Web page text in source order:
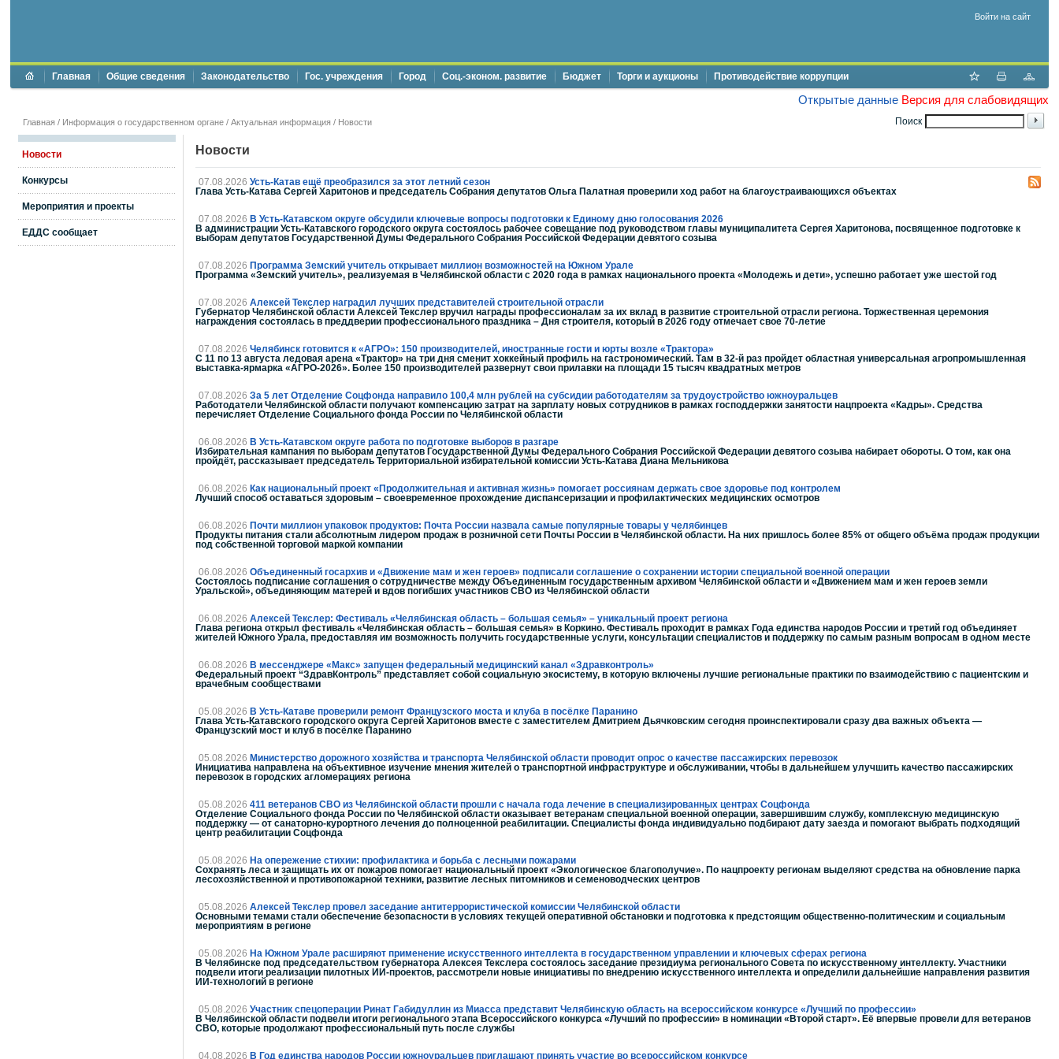
Войти на сайт
Главная Общие сведения Законодательство Гос. учреждения Город Соц.-эконом. развитие Бюджет Торги и аукционы Противодействие коррупции
Открытые данные Версия для слабовидящих
Поиск
Главная / Информация о государственном органе / Актуальная информация / Новости
Новости
Конкурсы
Мероприятия и проекты
ЕДДС сообщает
Новости
07.08.2026 Усть-Катав ещё преобразился за этот летний сезон
Глава Усть-Катава Сергей Харитонов и председатель Собрания депутатов Ольга Палатная проверили ход работ на благоустраивающихся объектах
07.08.2026 В Усть-Катавском округе обсудили ключевые вопросы подготовки к Единому дню голосования 2026
В администрации Усть-Катавского городского округа состоялось рабочее совещание под руководством главы муниципалитета Сергея Харитонова, посвященное подготовке к
выборам депутатов Государственной Думы Федерального Собрания Российской Федерации девятого созыва
07.08.2026 Программа Земский учитель открывает миллион возможностей на Южном Урале
Программа «Земский учитель», реализуемая в Челябинской области с 2020 года в рамках национального проекта «Молодежь и дети», успешно работает уже шестой год
07.08.2026 Алексей Текслер наградил лучших представителей строительной отрасли
Губернатор Челябинской области Алексей Текслер вручил награды профессионалам за их вклад в развитие строительной отрасли региона. Торжественная церемония
награждения состоялась в преддверии профессионального праздника – Дня строителя, который в 2026 году отмечает свое 70-летие
07.08.2026 Челябинск готовится к «АГРО»: 150 производителей, иностранные гости и юрты возле «Трактора»
С 11 по 13 августа ледовая арена «Трактор» на три дня сменит хоккейный профиль на гастрономический. Там в 32-й раз пройдет областная универсальная агропромышленная
выставка-ярмарка «АГРО-2026». Более 150 производителей развернут свои прилавки на площади 15 тысяч квадратных метров
07.08.2026 За 5 лет Отделение Соцфонда направило 100,4 млн рублей на субсидии работодателям за трудоустройство южноуральцев
Работодатели Челябинской области получают компенсацию затрат на зарплату новых сотрудников в рамках господдержки занятости нацпроекта «Кадры». Средства
перечисляет Отделение Социального фонда России по Челябинской области
06.08.2026 В Усть-Катавском округе работа по подготовке выборов в разгаре
Избирательная кампания по выборам депутатов Государственной Думы Федерального Собрания Российской Федерации девятого созыва набирает обороты. О том, как она
пройдёт, рассказывает председатель Территориальной избирательной комиссии Усть-Катава Диана Мельникова
06.08.2026 Как национальный проект «Продолжительная и активная жизнь» помогает россиянам держать свое здоровье под контролем
Лучший способ оставаться здоровым – своевременное прохождение диспансеризации и профилактических медицинских осмотров
06.08.2026 Почти миллион упаковок продуктов: Почта России назвала самые популярные товары у челябинцев
Продукты питания стали абсолютным лидером продаж в розничной сети Почты России в Челябинской области. На них пришлось более 85% от общего объёма продаж продукции
под собственной торговой маркой компании
06.08.2026 Объединенный госархив и «Движение мам и жен героев» подписали соглашение о сохранении истории специальной военной операции
Состоялось подписание соглашения о сотрудничестве между Объединенным государственным архивом Челябинской области и «Движением мам и жен героев земли
Уральской», объединяющим матерей и вдов погибших участников СВО из Челябинской области
06.08.2026 Алексей Текслер: Фестиваль «Челябинская область – большая семья» – уникальный проект региона
Глава региона открыл фестиваль «Челябинская область – большая семья» в Коркино. Фестиваль проходит в рамках Года единства народов России и третий год объединяет
жителей Южного Урала, предоставляя им возможность получить государственные услуги, консультации специалистов и поддержку по самым разным вопросам в одном месте
06.08.2026 В мессенджере «Макс» запущен федеральный медицинский канал «Здравконтроль»
Федеральный проект “ЗдравКонтроль” представляет собой социальную экосистему, в которую включены лучшие региональные практики по взаимодействию с пациентским и
врачебным сообществами
05.08.2026 В Усть-Катаве проверили ремонт Французского моста и клуба в посёлке Паранино
Глава Усть-Катавского городского округа Сергей Харитонов вместе с заместителем Дмитрием Дьячковским сегодня проинспектировали сразу два важных объекта —
Французский мост и клуб в посёлке Паранино
05.08.2026 Министерство дорожного хозяйства и транспорта Челябинской области проводит опрос о качестве пассажирских перевозок
Инициатива направлена на объективное изучение мнения жителей о транспортной инфраструктуре и обслуживании, чтобы в дальнейшем улучшить качество пассажирских
перевозок в городских агломерациях региона
05.08.2026 411 ветеранов СВО из Челябинской области прошли с начала года лечение в специализированных центрах Соцфонда
Отделение Социального фонда России по Челябинской области оказывает ветеранам специальной военной операции, завершившим службу, комплексную медицинскую
поддержку — от санаторно-курортного лечения до полноценной реабилитации. Специалисты фонда индивидуально подбирают дату заезда и помогают выбрать подходящий
центр реабилитации Соцфонда
05.08.2026 На опережение стихии: профилактика и борьба с лесными пожарами
Сохранять леса и защищать их от пожаров помогает национальный проект «Экологическое благополучие». По нацпроекту регионам выделяют средства на обновление парка
лесохозяйственной и противопожарной техники, развитие лесных питомников и семеноводческих центров
05.08.2026 Алексей Текслер провел заседание антитеррористической комиссии Челябинской области
Основными темами стали обеспечение безопасности в условиях текущей оперативной обстановки и подготовка к предстоящим общественно-политическим и социальным
мероприятиям в регионе
05.08.2026 На Южном Урале расширяют применение искусственного интеллекта в государственном управлении и ключевых сферах региона
В Челябинске под председательством губернатора Алексея Текслера состоялось заседание президиума регионального Совета по искусственному интеллекту. Участники
подвели итоги реализации пилотных ИИ-проектов, рассмотрели новые инициативы по внедрению искусственного интеллекта и определили дальнейшие направления развития
ИИ-технологий в регионе
05.08.2026 Участник спецоперации Ринат Габидуллин из Миасса представит Челябинскую область на всероссийском конкурсе «Лучший по профессии»
В Челябинской области подвели итоги регионального этапа Всероссийского конкурса «Лучший по профессии» в номинации «Второй старт». Её впервые провели для ветеранов
СВО, которые продолжают профессиональный путь после службы
04.08.2026 В Год единства народов России южноуральцев приглашают принять участие во всероссийском конкурсе